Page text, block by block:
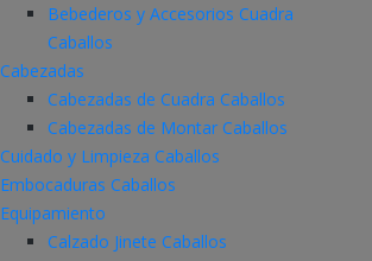
Bebederos y Accesorios Cuadra
Caballos
Cabezadas
Cabezadas de Cuadra Caballos
Cabezadas de Montar Caballos
Cuidado y Limpieza Caballos
Embocaduras Caballos
Equipamiento
Calzado Jinete Caballos